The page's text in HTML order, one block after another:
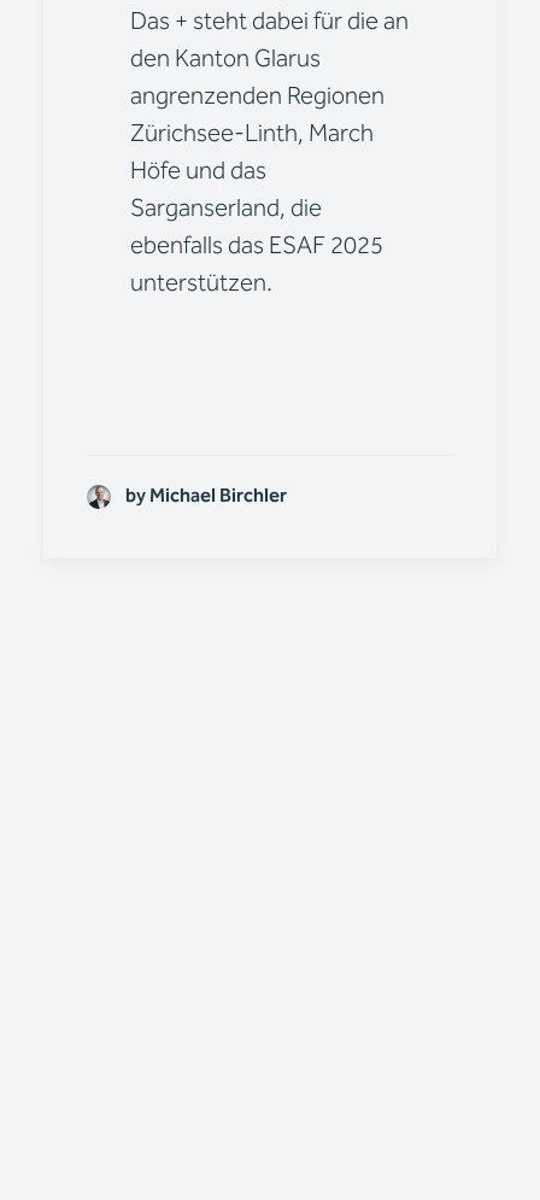
Das + steht dabei für die an
den Kanton Glarus
angrenzenden Regionen
Zürichsee-Linth, March
Höfe und das
Sarganserland, die
ebenfalls das ESAF 2025
unterstützen.
by Michael Birchler